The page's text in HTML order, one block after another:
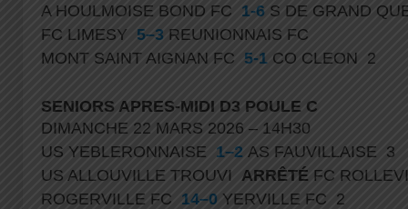
A HOULMOISE BOND FC 1-6 S DE GRAND
FC LIMESY 5–3 REUNIONNAIS FC
MONT SAINT AIGNAN FC 5-1 CO CLEON 2
SENIORS APRES-MIDI D3 POULE C
DIMANCHE 22 MARS 2026 – 14H30
US YEBLERONNAISE 1–2 AS FAUVILLAISE 3
US ALLOUVILLE TROUVI ARRÊTÉ FC
ROGERVILLE FC 14–0 YERVILLE FC 2